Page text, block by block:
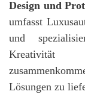
Design und
umfasst
und
Kreativität
Lösungen zu